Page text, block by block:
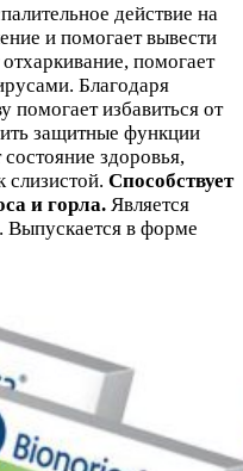
действие на
и помогает вывести
помогает
Благодаря
помогает избавиться от
защитные функции
здоровья,
слизистой. Способствует
и горла. Является
Выпускается в форме